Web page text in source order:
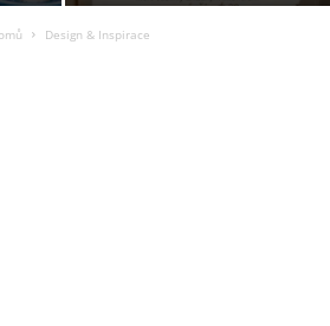
Design & Inspirace